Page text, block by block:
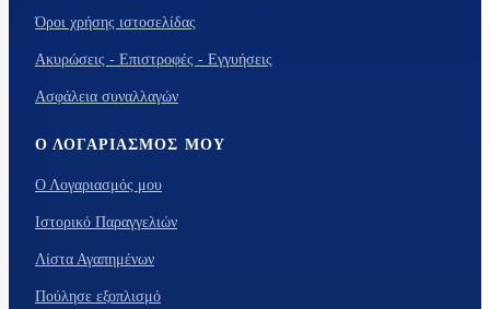
Όροι χρήσης ιστοσελίδας
Ακυρώσεις - Επιστροφές - Εγγυήσεις
Ασφάλεια συναλλαγών
Ο ΛΟΓΑΡΙΑΣΜΌΣ ΜΟΥ
Ο Λογαριασμός μου
Ιστορικό Παραγγελιών
Λίστα Αγαπημένων
Πούλησε εξοπλισμό